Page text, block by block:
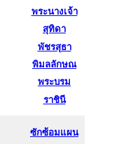
พระนางเจ้า
สุทิดา
พัชรสุธา
พิมลลักษณ
พระบรม
ราชินี
ซักซ้อมแผน